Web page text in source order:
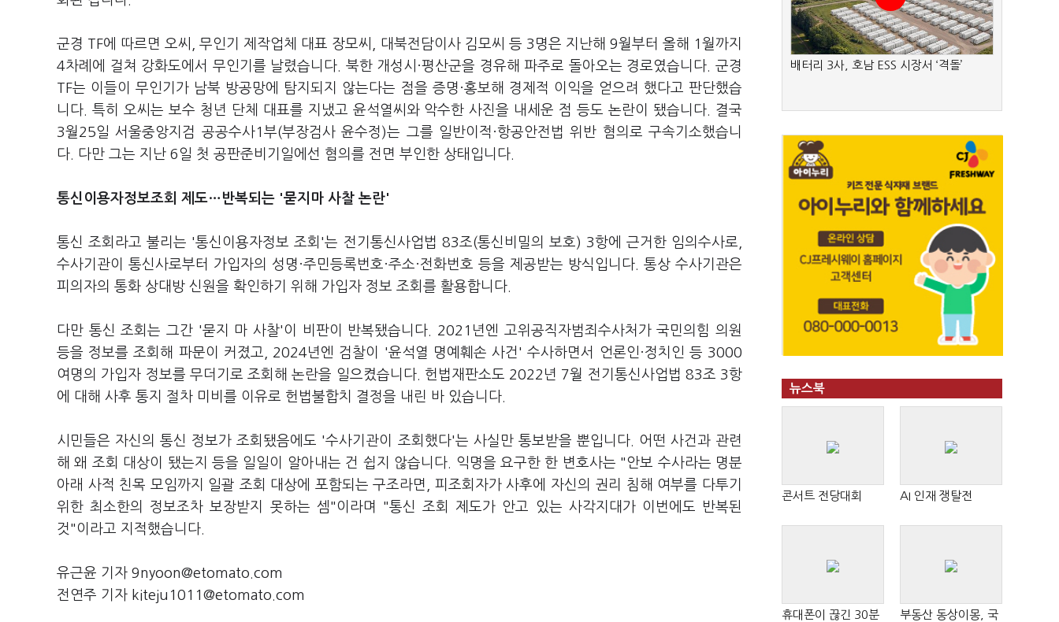
군경 TF에 따르면 오씨, 무인기 제작업체 대표 장모씨, 대북전담이사 김모씨 등 3명은 지난해 9월부터 올해 1월까지
4차례에 걸쳐 강화도에서 무인기를 날렸습니다. 북한 개성시·평산군을 경유해 파주로 돌아오는 경로였습니다. 군경
TF는 이들이 무인기가 남북 방공망에 탐지되지 않는다는 점을 증명·홍보해 경제적 이익을 얻으려 했다고 판단했습
니다. 특히 오씨는 보수 청년 단체 대표를 지냈고 윤석열씨와 악수한 사진을 내세운 점 등도 논란이 됐습니다. 결국
3월25일 서울중앙지검 공공수사1부(부장검사 윤수정)는 그를 일반이적·항공안전법 위반 혐의로 구속기소했습니
다. 다만 그는 지난 6일 첫 공판준비기일에선 혐의를 전면 부인한 상태입니다.
통신이용자정보조회 제도…반복되는 '묻지마 사찰 논란'
통신 조회라고 불리는 '통신이용자정보 조회'는 전기통신사업법 83조(통신비밀의 보호) 3항에 근거한 임의수사로,
수사기관이 통신사로부터 가입자의 성명·주민등록번호·주소·전화번호 등을 제공받는 방식입니다. 통상 수사기관은
피의자의 통화 상대방 신원을 확인하기 위해 가입자 정보 조회를 활용합니다.
다만 통신 조회는 그간 '묻지 마 사찰'이 비판이 반복됐습니다. 2021년엔 고위공직자범죄수사처가 국민의힘 의원
등을 정보를 조회해 파문이 커졌고, 2024년엔 검찰이 '윤석열 명예훼손 사건' 수사하면서 언론인·정치인 등 3000
여명의 가입자 정보를 무더기로 조회해 논란을 일으켰습니다. 헌법재판소도 2022년 7월 전기통신사업법 83조 3항
에 대해 사후 통지 절차 미비를 이유로 헌법불합치 결정을 내린 바 있습니다.
시민들은 자신의 통신 정보가 조회됐음에도 '수사기관이 조회했다'는 사실만 통보받을 뿐입니다. 어떤 사건과 관련
해 왜 조회 대상이 됐는지 등을 일일이 알아내는 건 쉽지 않습니다. 익명을 요구한 한 변호사는 "안보 수사라는 명분
아래 사적 친목 모임까지 일괄 조회 대상에 포함되는 구조라면, 피조회자가 사후에 자신의 권리 침해 여부를 다투기
위한 최소한의 정보조차 보장받지 못하는 셈"이라며 "통신 조회 제도가 안고 있는 사각지대가 이번에도 반복된
것"이라고 지적했습니다.
유근윤 기자 9nyoon@etomato.com
전연주 기자 kiteju1011@etomato.com
배터리 3사, 호남 ESS 시장서 ‘격돌’
뉴스북
콘서트 전당대회 AI 인재 쟁탈전
휴대폰이 끊긴 30분
부동산 동상이몽, 국